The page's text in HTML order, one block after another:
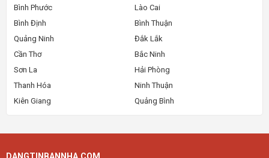
Bình Phước
Lào Cai
Bình Định
Bình Thuận
Quảng Ninh
Đắk Lắk
Cần Thơ
Bắc Ninh
Sơn La
Hải Phòng
Thanh Hóa
Ninh Thuận
Kiên Giang
Quảng Bình